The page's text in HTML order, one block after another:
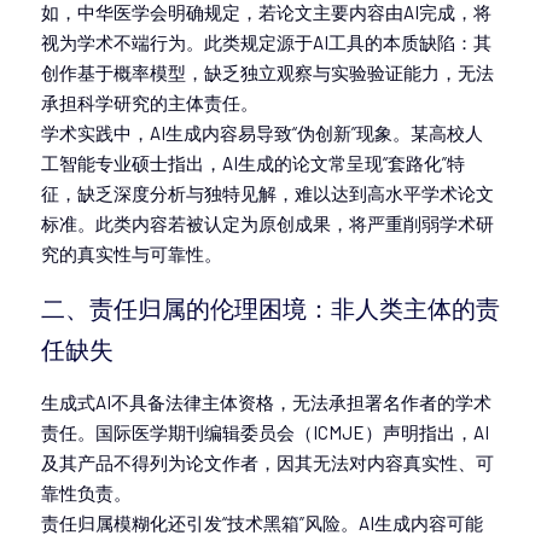
如，中华医学会明确规定，若论文主要内容由AI完成，将
视为学术不端行为。此类规定源于AI工具的本质缺陷：其
创作基于概率模型，缺乏独立观察与实验验证能力，无法
承担科学研究的主体责任。
学术实践中，AI生成内容易导致“伪创新”现象。某高校人
工智能专业硕士指出，AI生成的论文常呈现“套路化”特
征，缺乏深度分析与独特见解，难以达到高水平学术论文
标准。此类内容若被认定为原创成果，将严重削弱学术研
究的真实性与可靠性。
二、责任归属的伦理困境：非人类主体的责
任缺失
生成式AI不具备法律主体资格，无法承担署名作者的学术
责任。国际医学期刊编辑委员会（ICMJE）声明指出，AI
及其产品不得列为论文作者，因其无法对内容真实性、可
靠性负责。
责任归属模糊化还引发“技术黑箱”风险。AI生成内容可能